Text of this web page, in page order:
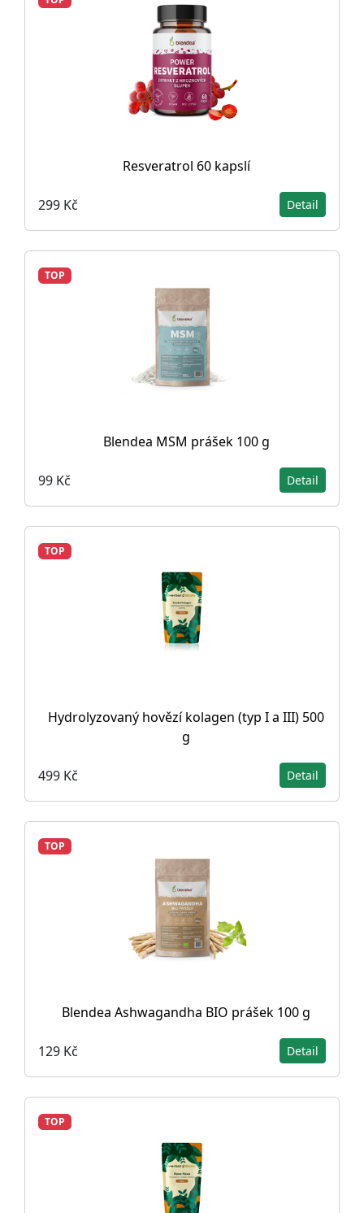
Resveratrol 60 kapslí
299 Kč Detail
TOP
Blendea MSM prášek 100 g
99 Kč Detail
TOP
Hydrolyzovaný hovězí kolagen (typ I a III) 500
g
499 Kč Detail
TOP
Blendea Ashwagandha BIO prášek 100 g
129 Kč Detail
TOP